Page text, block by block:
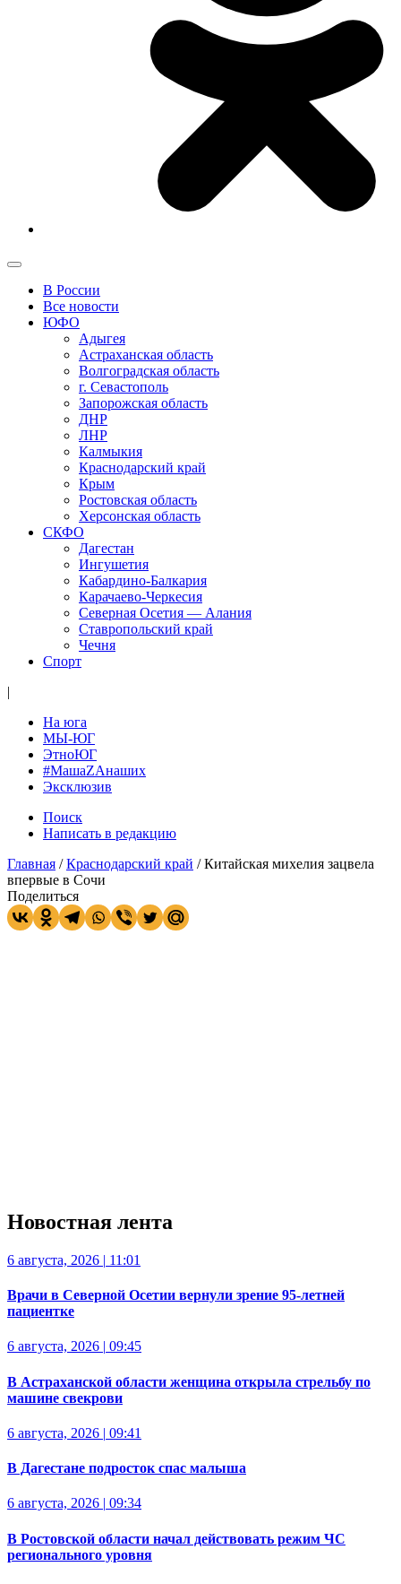
В России
Все новости
ЮФО
Адыгея
Астраханская область
Волгоградская область
г. Севастополь
Запорожская область
ДНР
ЛНР
Калмыкия
Краснодарский край
Крым
Ростовская область
Херсонская область
СКФО
Дагестан
Ингушетия
Кабардино-Балкария
Карачаево-Черкесия
Северная Осетия — Алания
Ставропольский край
Чечня
Спорт
|
На юга
МЫ-ЮГ
ЭтноЮГ
#МашаZАнаших
Эксклюзив
Поиск
Написать в редакцию
Главная /Краснодарский край /Китайская михелия зацвела
впервые в Сочи
Поделиться
Новостная лента
6 августа, 2026 | 11:01
Врачи в Северной Осетии вернули зрение 95-летней
пациентке
6 августа, 2026 | 09:45
В Астраханской области женщина открыла стрельбу по
машине свекрови
6 августа, 2026 | 09:41
В Дагестане подросток спас малыша
6 августа, 2026 | 09:34
В Ростовской области начал действовать режим ЧС
регионального уровня